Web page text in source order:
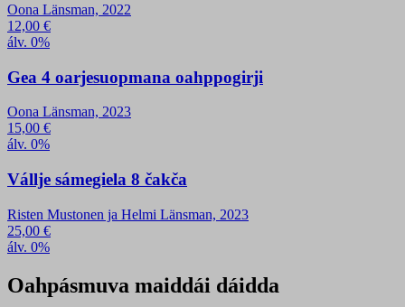
Oona Länsman, 2022
12,00 €
álv. 0%
Gea 4 oarjesuopmana oahppogirji
Oona Länsman, 2023
15,00 €
álv. 0%
Vállje sámegiela 8 čakča
Risten Mustonen ja Helmi Länsman, 2023
25,00 €
álv. 0%
Oahpásmuva maiddái dáidda